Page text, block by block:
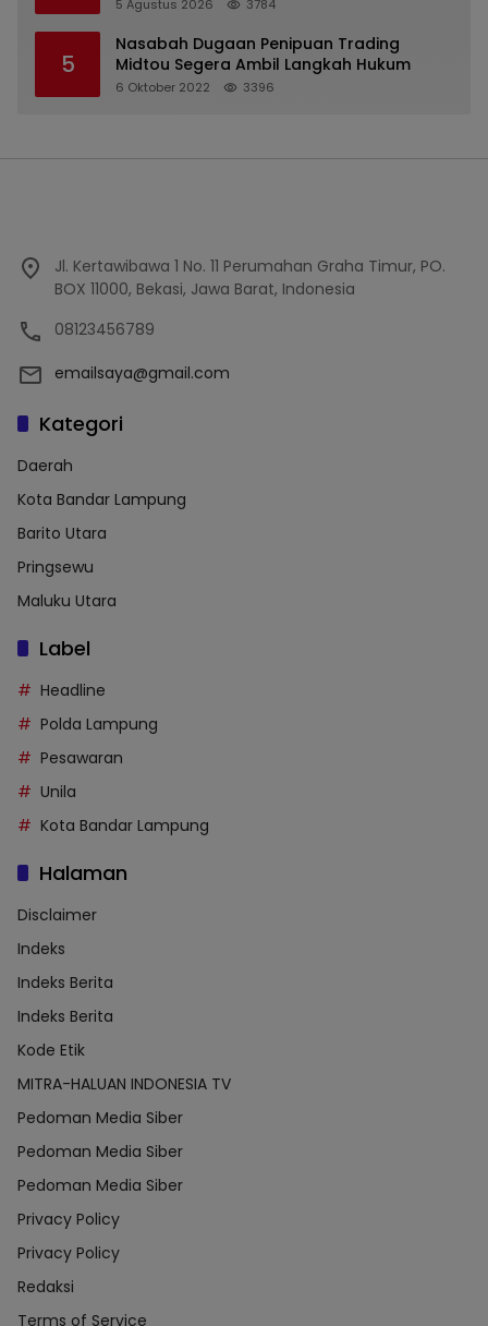
5 Agustus 2026 3784
5
Nasabah Dugaan Penipuan Trading
Midtou Segera Ambil Langkah Hukum
6 Oktober 2022 3396
Jl. Kertawibawa 1 No. 11 Perumahan Graha Timur, PO.
BOX 11000, Bekasi, Jawa Barat, Indonesia
08123456789
emailsaya@gmail.com
Kategori
Daerah
Kota Bandar Lampung
Barito Utara
Pringsewu
Maluku Utara
Label
Headline
Polda Lampung
Pesawaran
Unila
Kota Bandar Lampung
Halaman
Disclaimer
Indeks
Indeks Berita
Indeks Berita
Kode Etik
MITRA-HALUAN INDONESIA TV
Pedoman Media Siber
Pedoman Media Siber
Pedoman Media Siber
Privacy Policy
Privacy Policy
Redaksi
Terms of Service